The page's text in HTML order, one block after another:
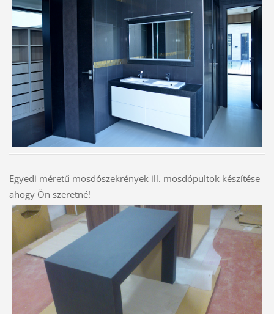
Egyedi méretű mosdószekrények ill. mosdópultok készítése
ahogy Ön szeretné!